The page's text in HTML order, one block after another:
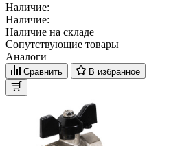
Наличие:
Наличие:
Наличие на складе
Сопутствующие товары
Аналоги
Сравнить В избранное